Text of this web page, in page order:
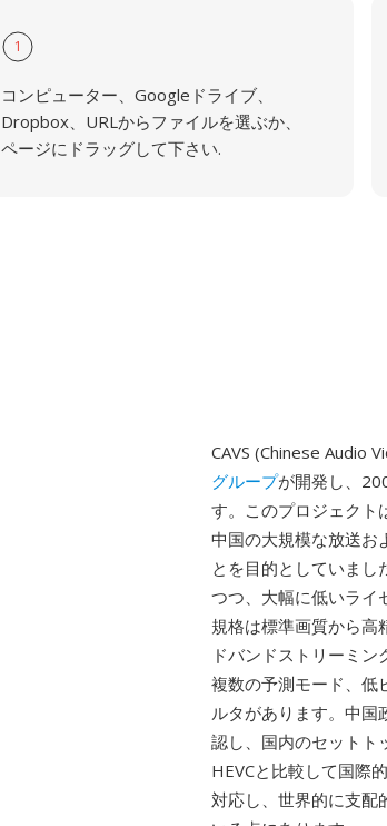
1
コンピューター、Googleドライブ、
Dropbox、URLからファイルを選ぶか、
ページにドラッグして下さい.
CAVS (Chinese Audio
グループが開発し、
す。このプロジェクト
中国の大規模な放送お
とを目的としていまし
つつ、大幅に低いライ
規格は標準画質から高
ドバンドストリーミ
複数の予測モード、低
ルタがあります。中国
認し、国内のセットト
HEVCと比較して国際
対応し、世界的に支配